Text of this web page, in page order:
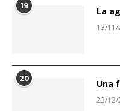
19 La
13/11/
20 Una
23/12/